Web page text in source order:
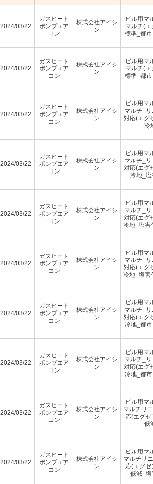
2024/03/22
ガスヒート
ポンプエア
コン
株式会社アイシ
ン
ビル用マ
マルチ(エ
標準_都
2024/03/22
ガスヒート
ポンプエア
コン
株式会社アイシ
ン
ビル用マ
マルチ(エ
標準_都
2024/03/22
ガスヒート
ポンプエア
コン
株式会社アイシ
ン
ビル用マ
マルチ_
対応(エグ
冷
2024/03/22
ガスヒート
ポンプエア
コン
株式会社アイシ
ン
ビル用マ
マルチ_
対応(エグ
冷地_塩
2024/03/22
ガスヒート
ポンプエア
コン
株式会社アイシ
ン
ビル用マ
マルチ_
対応(エグ
冷地_塩害
2024/03/22
ガスヒート
ポンプエア
コン
株式会社アイシ
ン
ビル用マ
マルチ_
対応(エグ
冷地_塩害
2024/03/22
ガスヒート
ポンプエア
コン
株式会社アイシ
ン
ビル用マ
マルチ_
対応(エグ
冷地_都
2024/03/22
ガスヒート
ポンプエア
コン
株式会社アイシ
ン
ビル用マ
マルチ_
対応(エグ
冷地_都
2024/03/22
ガスヒート
ポンプエア
コン
株式会社アイシ
ン
ビル用マ
マルチリ
応(エグゼ
低
2024/03/22
ガスヒート
ポンプエア
コン
株式会社アイシ
ン
ビル用マ
マルチリ
応(エグゼ
低減_塩